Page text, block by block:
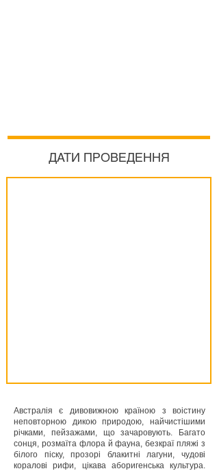
ДАТИ ПРОВЕДЕННЯ
Австралія є дивовижною країною з воістину
неповторною дикою природою, найчистішими
річками, пейзажами, що зачаровують. Багато
сонця, розмаїта флора й фауна, безкраї пляжі з
білого піску, прозорі блакитні лагуни, чудові
коралові рифи, цікава аборигенська культура.